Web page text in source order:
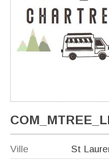
Ville St